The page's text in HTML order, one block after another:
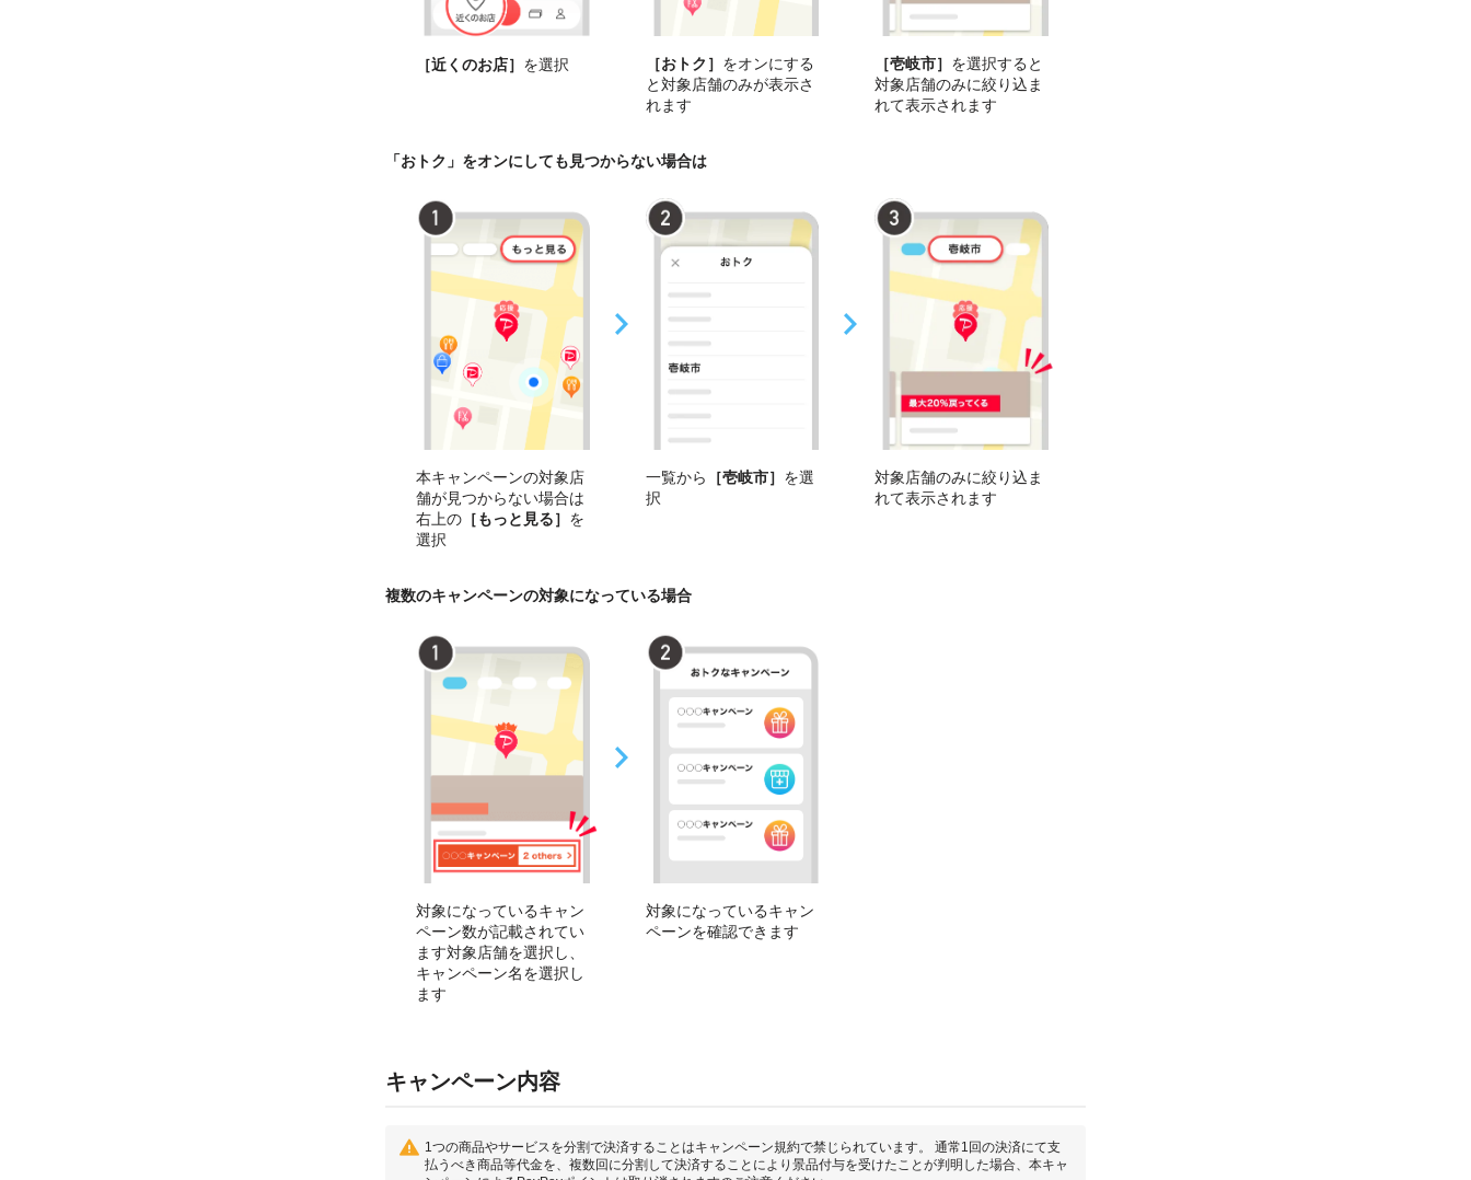
［近くのお店］ を選択 ［おトク］ をオンにする
と対象店舗のみが表示さ
れます
［壱岐市］ を選択すると
対象店舗のみに絞り込ま
れて表示されます
「おトク」をオンにしても見つからない場合は
本キャンペーンの対象店
舗が見つからない場合は
右上の ［もっと見る］ を
選択
一覧から ［壱岐市］ を選
択
対象店舗のみに絞り込ま
れて表示されます
複数のキャンペーンの対象になっている場合
対象になっているキャン
ペーン数が記載されてい
ます対象店舗を選択し、
キャンペーン名を選択し
ます
対象になっているキャン
ペーンを確認できます
キャンペーン内容
1つの商品やサービスを分割で決済することはキャンペーン規約で禁じられています。 通常1回の決済にて支
払うべき商品等代金を、複数回に分割して決済することにより景品付与を受けたことが判明した場合、本キャ